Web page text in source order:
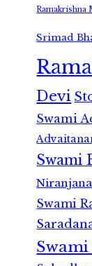
Ramakrishna
Srimad
Devi
Swami
Swami
Swami